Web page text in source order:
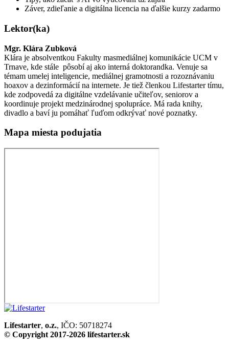
Záver, zdieľanie a digitálna licencia na ďalšie kurzy zadarmo
Lektor(ka)
Mgr. Klára Zubková
Klára je absolventkou Fakulty masmediálnej komunikácie UCM v
Trnave, kde stále pôsobí aj ako interná doktorandka. Venuje sa
témam umelej inteligencie, mediálnej gramotnosti a rozoznávaniu
hoaxov a dezinformácií na internete. Je tiež členkou Lifestarter tímu,
kde zodpovedá za digitálne vzdelávanie učiteľov, seniorov a
koordinuje projekt medzinárodnej spolupráce. Má rada knihy,
divadlo a baví ju pomáhať ľuďom odkrývať nové poznatky.
Mapa miesta podujatia​
Lifestarter, o.z., IČO: 50718274
© Copyright 2017-2026 lifestarter.sk